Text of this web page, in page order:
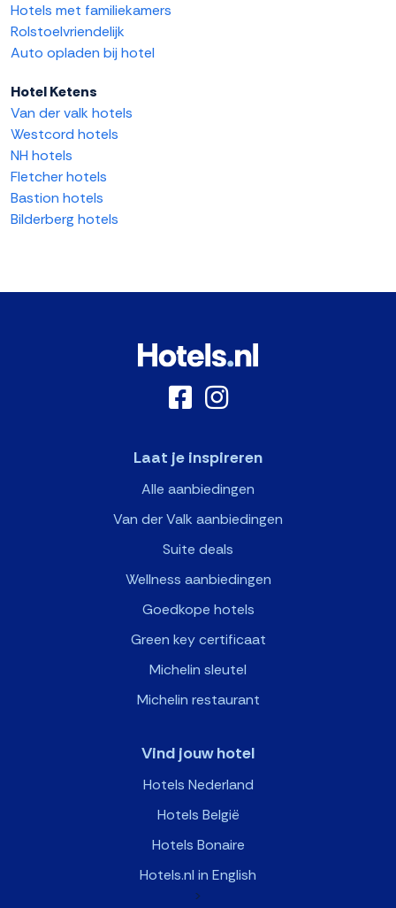
Hotels met familiekamers
Rolstoelvriendelijk
Auto opladen bij hotel
Hotel Ketens
Van der valk hotels
Westcord hotels
NH hotels
Fletcher hotels
Bastion hotels
Bilderberg hotels
Laat je inspireren
Alle aanbiedingen
Van der Valk aanbiedingen
Suite deals
Wellness aanbiedingen
Goedkope hotels
Green key certificaat
Michelin sleutel
Michelin restaurant
Vind jouw hotel
Hotels Nederland
Hotels België
Hotels Bonaire
Hotels.nl in English
>